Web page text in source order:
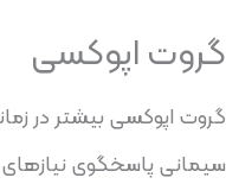
گروت اپوکسی
گروت اپوکسی بیشتر در
سیمانی پاسخگوی